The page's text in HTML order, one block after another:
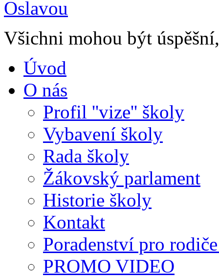
Všichni mohou být
Úvod
O nás
Profil ''vize'' školy
Vybavení školy
Rada školy
Žákovský parlament
Historie školy
Kontakt
Poradenství pro
PROMO VIDEO